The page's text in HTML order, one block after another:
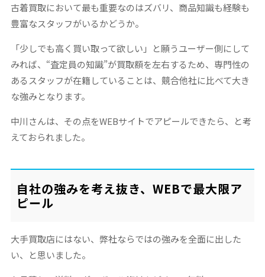
古着買取において最も重要なのはズバリ、商品知識も経験も
豊富なスタッフがいるかどうか。
「少しでも高く買い取って欲しい」と願うユーザー側にして
みれば、“査定員の知識”が買取額を左右するため、専門性の
あるスタッフが在籍していることは、競合他社に比べて大き
な強みとなります。
中川さんは、その点をWEBサイトでアピールできたら、と考
えておられました。
自社の強みを考え抜き、WEBで最大限ア
ピール
大手買取店にはない、弊社ならではの強みを全面に出した
い、と思いました。